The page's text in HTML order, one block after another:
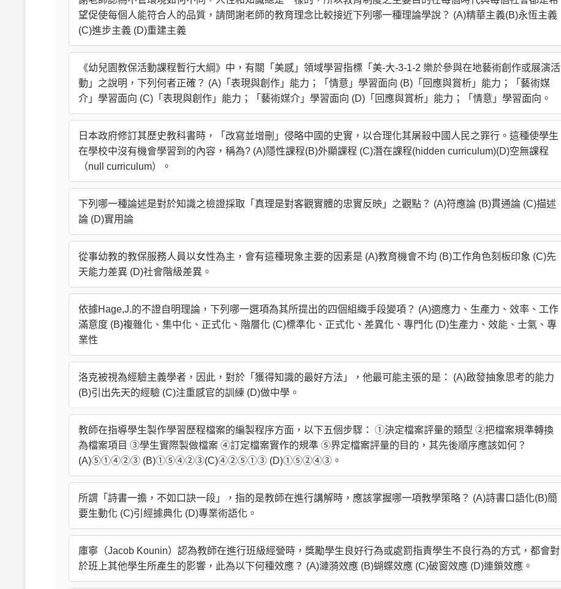
望促使每個人能符合人的品質，請問謝老師的教育理念比較接近下列哪一種理論學說？ (A)精華主義(B)永恆主義
(C)進步主義 (D)重建主義
《幼兒園教保活動課程暫行大綱》中，有關「美感」領域學習指標「美-大-3-1-2 樂於參與在地藝術創作或展演活
動」之說明，下列何者正確？ (A)「表現與創作」能力；「情意」學習面向 (B)「回應與賞析」能力；「藝術媒
介」學習面向 (C)「表現與創作」能力；「藝術媒介」學習面向 (D)「回應與賞析」能力；「情意」學習面向。
日本政府修訂其歷史教科書時，「改寫並增刪」侵略中國的史實，以合理化其屠殺中國人民之罪行。這種使學生
在學校中沒有機會學習到的內容，稱為? (A)隱性課程(B)外顯課程 (C)潛在課程(hidden curriculum)(D)空無課程
（null curriculum）。
下列哪一種論述是對於知識之檢證採取「真理是對客觀實體的忠實反映」之觀點？ (A)符應論 (B)貫通論 (C)描述
論 (D)實用論
從事幼教的教保服務人員以女性為主，會有這種現象主要的因素是 (A)教育機會不均 (B)工作角色刻板印象 (C)先
天能力差異 (D)社會階級差異。
依據Hage,J.的不證自明理論，下列哪一選項為其所提出的四個組織手段變項？ (A)適應力、生產力、效率、工作
滿意度 (B)複雜化、集中化、正式化、階層化 (C)標準化、正式化、差異化、專門化 (D)生產力、效能、士氣、專
業性
洛克被視為經驗主義學者，因此，對於「獲得知識的最好方法」，他最可能主張的是： (A)啟發抽象思考的能力
(B)引出先天的經驗 (C)注重感官的訓練 (D)做中學。
教師在指導學生製作學習歷程檔案的編製程序方面，以下五個步驟： ①決定檔案評量的類型 ②把檔案規準轉換
為檔案項目 ③學生實際製做檔案 ④訂定檔案實作的規準 ⑤界定檔案評量的目的，其先後順序應該如何？
(A)⑤①④②③ (B)①⑤④②③(C)④②⑤①③ (D)①⑤②④③。
所謂「詩書一擔，不如口訣一段」，指的是教師在進行講解時，應該掌握哪一項教學策略？ (A)詩書口語化(B)簡
要生動化 (C)引經據典化 (D)專業術語化。
庫寧（Jacob Kounin）認為教師在進行班級經營時，獎勵學生良好行為或處罰指責學生不良行為的方式，都會對
於班上其他學生所產生的影響，此為以下何種效應？ (A)漣漪效應 (B)蝴蝶效應 (C)破窗效應 (D)連鎖效應。